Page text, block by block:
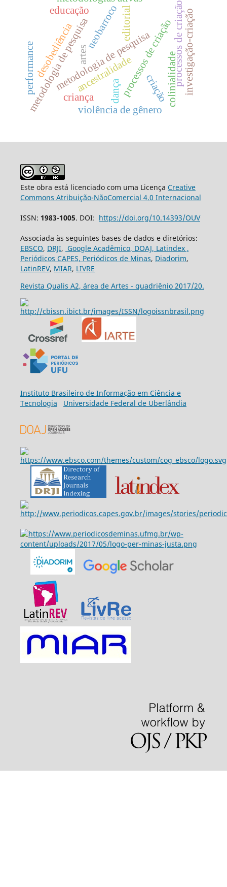
metodologia de pesquisa
metodologia de pesquisa
processos de criação
artes
dança
performance ancestralidade
neobarroco
desobediência
violência de gênero
editorial processos de criação
educação investigação-criação
criação
criança colinialidade
Este obra está licenciado com uma Licença Creative
Commons Atribuição-NãoComercial 4.0 Internacional
ISSN: 1983-1005. DOI: https://doi.org/10.14393/OUV
Associada às seguintes bases de dados e diretórios:
EBSCO, DRJI, Google Acadêmico, DOAJ, Latindex ,
Periódicos CAPES, Periódicos de Minas, Diadorim,
LatinREV, MIAR, LIVRE
Revista Qualis A2, área de Artes - quadriênio 2017/20.
Instituto Brasileiro de Informação em Ciência e
Tecnologia
Universidade Federal de Uberlândia